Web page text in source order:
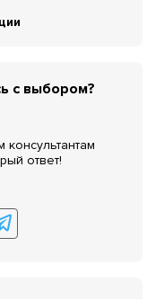
с выбором?
ответ!